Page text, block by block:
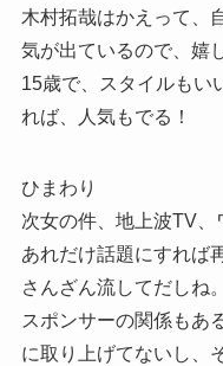
木村拓哉はかえって、
気が出ているので、嬉
15歳で、スタイルもい
れば、人気もでる！
ひまわり
次女の件、地上波TV
あれだけ話題にすれば
さんざん流してだしね。
スポンサーの関係もあ
に取り上げてないし、